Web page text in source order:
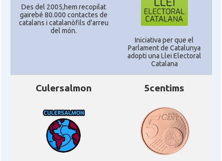
Casal
Casal dels Països Catalans a
Califòrnia
Catalan Institute of America
Acció ACCIÓ a Austin
Des del 2005,hem recopilat
gairebé 80.000 contactes de
catalans i catalanòfils d'arreu
del món.
Iniciativa per que el
Parlament de Catalunya
adopti una Llei Electoral
Catalana
Culersalmon 5centims